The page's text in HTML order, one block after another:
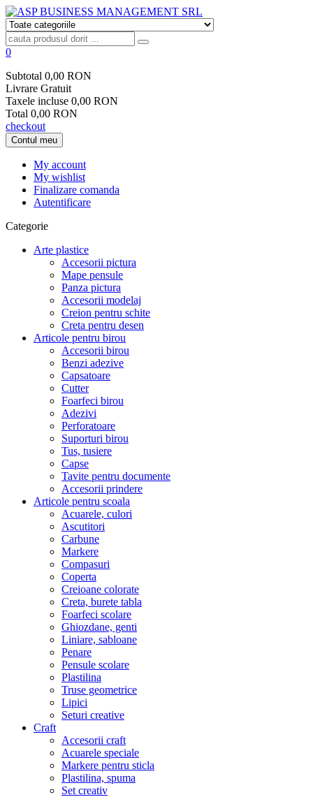
0
Subtotal 0,00 RON
Livrare Gratuit
Taxele incluse 0,00 RON
Total 0,00 RON
checkout
Contul meu
My account
My wishlist
Finalizare comanda
Autentificare
Categorie
Arte plastice
Accesorii pictura
Mape pensule
Panza pictura
Accesorii modelaj
Creion pentru schite
Creta pentru desen
Articole pentru birou
Accesorii birou
Benzi adezive
Capsatoare
Cutter
Foarfeci birou
Adezivi
Perforatoare
Suporturi birou
Tus, tusiere
Capse
Tavite pentru documente
Accesorii prindere
Articole pentru scoala
Acuarele, culori
Ascutitori
Carbune
Markere
Compasuri
Coperta
Creioane colorate
Creta, burete tabla
Foarfeci scolare
Ghiozdane, genti
Liniare, sabloane
Penare
Pensule scolare
Plastilina
Truse geometrice
Lipici
Seturi creative
Craft
Accesorii craft
Acuarele speciale
Markere pentru sticla
Plastilina, spuma
Set creativ